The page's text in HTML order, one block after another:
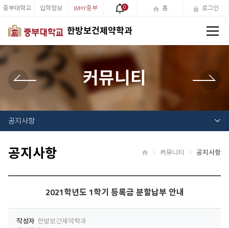
한방보건제약학과
중부대학교 입학정보 WHY중부 0 홈 로그인
커뮤니티
공지사항
공지사항 커뮤니티 공지사항
2021학년도 1학기 등록금 분할납부 안내
작성자 한방보건제약학과